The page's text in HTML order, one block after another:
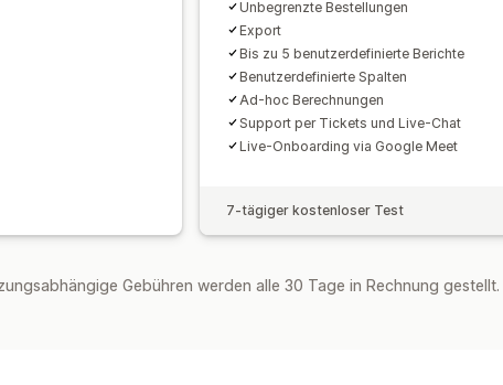
Unbegrenzte Bestellungen
Export
Bis zu 5 benutzerdefinierte Berichte
Benutzerdefinierte Spalten
Ad-hoc Berechnungen
Support per Tickets und Live-Chat
Live-Onboarding via Google Meet
7-tägiger kostenloser Test
Gebühren werden alle 30 Tage in Rechnung gestellt.